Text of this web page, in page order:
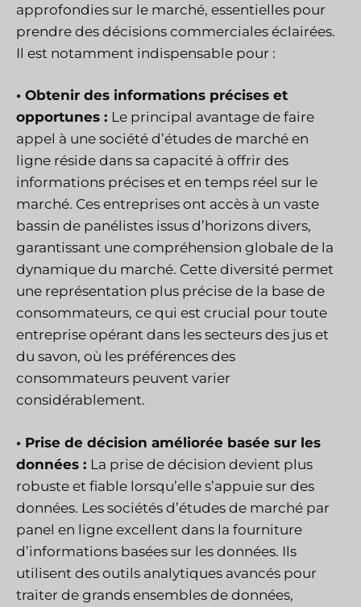
approfondies sur le marché, essentielles pour
prendre des décisions commerciales éclairées.
Il est notamment indispensable pour :
• Obtenir des informations précises et
opportunes : Le principal avantage de faire
appel à une société d’études de marché en
ligne réside dans sa capacité à offrir des
informations précises et en temps réel sur le
marché. Ces entreprises ont accès à un vaste
bassin de panélistes issus d’horizons divers,
garantissant une compréhension globale de la
dynamique du marché. Cette diversité permet
une représentation plus précise de la base de
consommateurs, ce qui est crucial pour toute
entreprise opérant dans les secteurs des jus et
du savon, où les préférences des
consommateurs peuvent varier
considérablement.
• Prise de décision améliorée basée sur les
données : La prise de décision devient plus
robuste et fiable lorsqu’elle s’appuie sur des
données. Les sociétés d’études de marché par
panel en ligne excellent dans la fourniture
d’informations basées sur les données. Ils
utilisent des outils analytiques avancés pour
traiter de grands ensembles de données,